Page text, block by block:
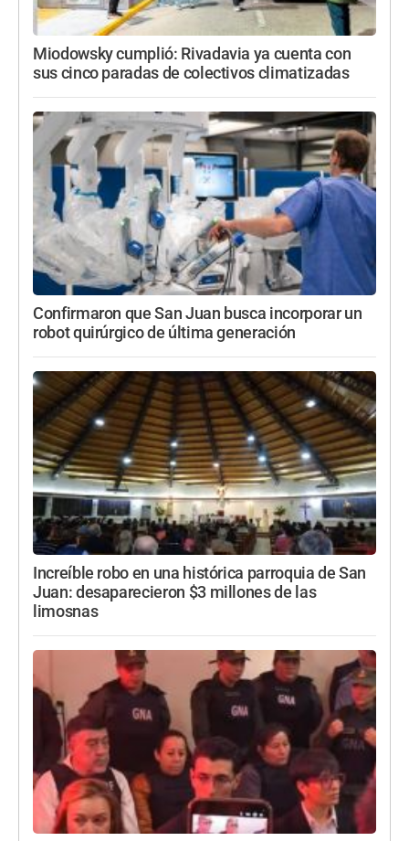
Miodowsky cumplió: Rivadavia ya cuenta con
sus cinco paradas de colectivos climatizadas
Confirmaron que San Juan busca incorporar un
robot quirúrgico de última generación
Increíble robo en una histórica parroquia de San
Juan: desaparecieron $3 millones de las
limosnas